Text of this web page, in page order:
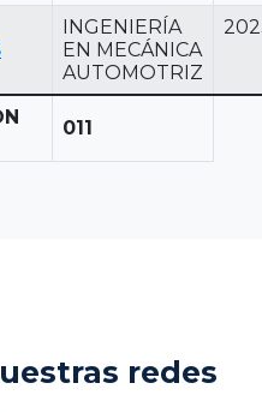
INGENIERÍA
EN MECÁNICA
AUTOMOTRIZ
011
redes